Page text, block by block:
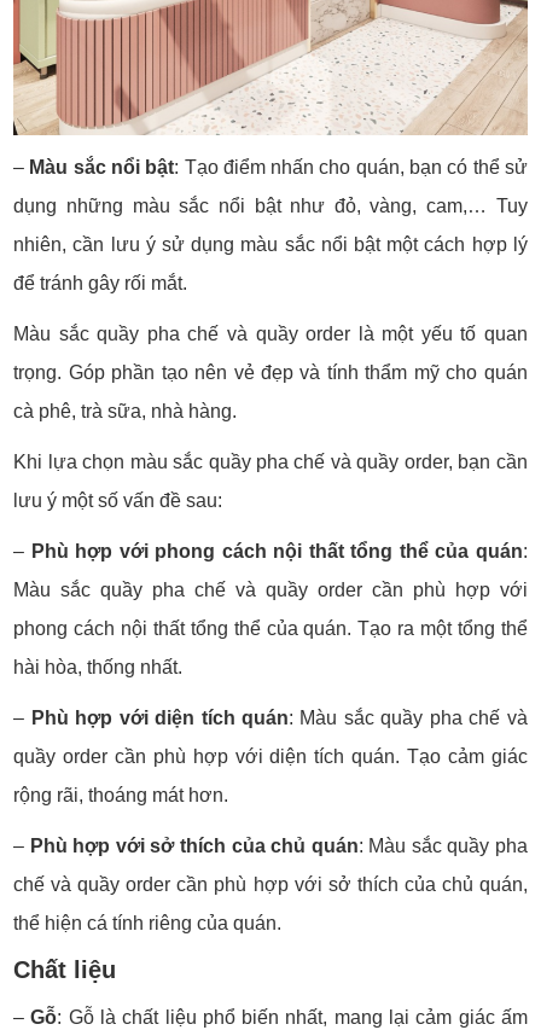
– Màu sắc nổi bật: Tạo điểm nhấn cho quán, bạn có thể sử
dụng những màu sắc nổi bật như đỏ, vàng, cam,… Tuy
nhiên, cần lưu ý sử dụng màu sắc nổi bật một cách hợp lý
để tránh gây rối mắt.
Màu sắc quầy pha chế và quầy order là một yếu tố quan
trọng. Góp phần tạo nên vẻ đẹp và tính thẩm mỹ cho quán
cà phê, trà sữa, nhà hàng.
Khi lựa chọn màu sắc quầy pha chế và quầy order, bạn cần
lưu ý một số vấn đề sau:
– Phù hợp với phong cách nội thất tổng thể của quán:
Màu sắc quầy pha chế và quầy order cần phù hợp với
phong cách nội thất tổng thể của quán. Tạo ra một tổng thể
hài hòa, thống nhất.
– Phù hợp với diện tích quán: Màu sắc quầy pha chế và
quầy order cần phù hợp với diện tích quán. Tạo cảm giác
rộng rãi, thoáng mát hơn.
– Phù hợp với sở thích của chủ quán: Màu sắc quầy pha
chế và quầy order cần phù hợp với sở thích của chủ quán,
thể hiện cá tính riêng của quán.
Chất liệu
–Gỗ: Gỗ là chất liệu phổ biến nhất, mang lại cảm giác ấm